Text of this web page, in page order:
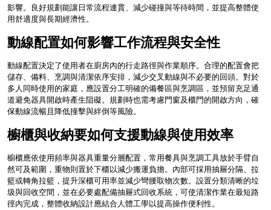
影響。良好規劃能讓日常流程連貫、減少碰撞與等待時間，並提高整體使
用舒適度與長期經濟性。
動線配置如何影響工作流程與安全性
動線配置決定了使用者在廚房內的行走路徑與作業順序。合理的配置會把
儲存、備料、烹調與清潔依序安排，減少交叉動線與不必要的回頭。對於
多人同時使用的家庭，應設置分工明確的備餐區與烹調區，並預留充足通
道避免器具開啟時產生阻礙。規劃時也需考慮門窗及櫃門的開啟方向，確
保動線流暢且降低撞擊與絆倒等風險。
櫥櫃與收納要如何支援動線與使用效率
櫥櫃應依使用頻率與器具重量分層配置，常用餐具與烹調工具放於手臂自
然可及範圍，重物則置於下櫃以減少搬運負擔。內部可採用抽屜分隔、拉
籃或轉角拉籃，提升深櫃可用率並減少彎腰取物次數。設置分類清晰的垃
圾與回收空間，並在必要處配備抽屜式回收系統，可使清潔作業在最短路
徑內完成，整體收納設計應結合人體工學以提高操作便利性。